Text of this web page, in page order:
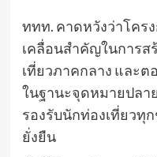
ททท. คาดหวังว่าโคร
เคลื่อนสำคัญในการส
เที่ยวภาคกลาง และ
ในฐานะจุดหมายปลา
รองรับนักท่องเที่ยวทุ
ยั่งยืน